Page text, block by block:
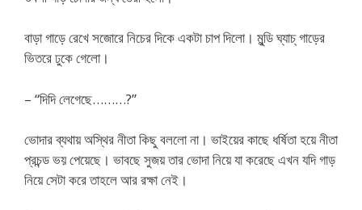
বাড়া গাড়ে রেখে সজোরে নিচের দিকে একটা চাপ দিলো। মুন্ডি ঘ্যাচ্‌ গাড়ের
ভিতরে ঢুকে গেলো।
– “দিদি লেগেছে………?”
ভোদার ব্যথায় অস্থির নীতা কিছু বললো না। ভাইয়ের কাছে ধর্ষিতা হয়ে নীতা
প্রচন্ড ভয় পেয়েছে। ভাবছে সুজয় তার ভোদা নিয়ে যা করেছে এখন যদি গাড়
নিয়ে সেটা করে তাহলে আর রক্ষা নেই।